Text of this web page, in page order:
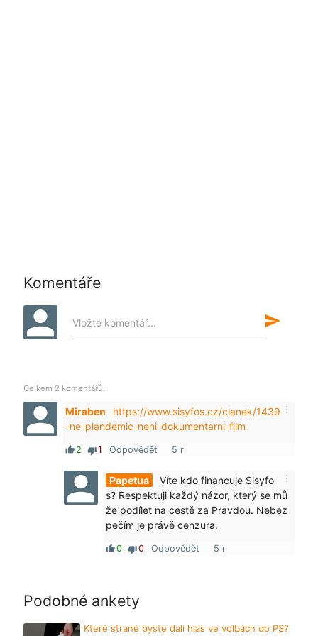
Komentáře
Vložte komentář... send
Celkem 2 komentářů.
Miraben more_vert
https://www.sisyfos.cz/clanek/1439
-ne-plandemic-neni-dokumentarni-film
thumb_up 2 thumb_down1 Odpovědět 5 r
Papetua more_vert
Víte kdo financuje Sisyfo
s? Respektuji každý názor, který se mů
že podílet na cestě za Pravdou. Nebez
pečím je právě cenzura.
thumb_up0 thumb_down0 Odpovědět 5 r
Podobné ankety
Které straně byste dali hlas ve volbách do PS?